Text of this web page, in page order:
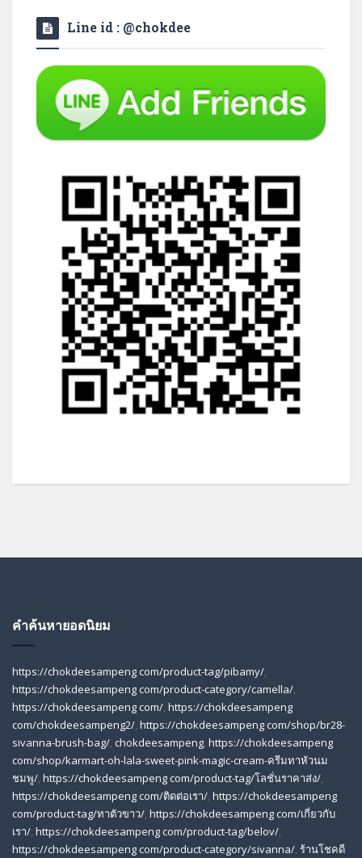
Line id : @chokdee
คำค้นหายอดนิยม
https://chokdeesampeng com/product-tag/pibamy/,
https://chokdeesampeng com/product-category/camella/,
https://chokdeesampeng com/, https://chokdeesampeng
com/chokdeesampeng2/, https://chokdeesampeng com/shop/br28-
sivanna-brush-bag/, chokdeesampeng, https://chokdeesampeng
com/shop/karmart-oh-lala-sweet-pink-magic-cream-ครีมทาหัวนม
ชมพู/, https://chokdeesampeng com/product-tag/โลชั่นราคาส่ง/,
https://chokdeesampeng com/ติดต่อเรา/, https://chokdeesampeng
com/product-tag/ทาตัวขาว/, https://chokdeesampeng com/เกี่ยวกับ
เรา/, https://chokdeesampeng com/product-tag/belov/,
https://chokdeesampeng com/product-category/sivanna/, ร้านโชคดี